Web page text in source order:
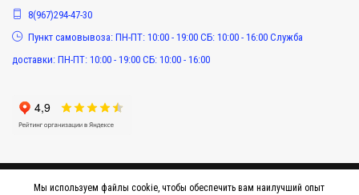
8(967)294-47-30
Пункт самовывоза: ПН-ПТ: 10:00 - 19:00 СБ: 10:00 - 16:00 Служба
доставки: ПН-ПТ: 10:00 - 19:00 СБ: 10:00 - 16:00
Мы используем файлы cookie, чтобы обеспечить вам наилучший опыт